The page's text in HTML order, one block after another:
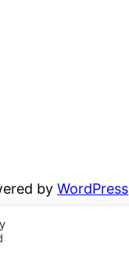
byWordPress